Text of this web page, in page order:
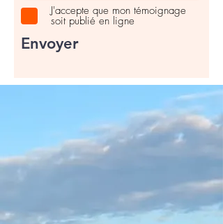
J'accepte que mon témoignage
soit publié en ligne
Envoyer